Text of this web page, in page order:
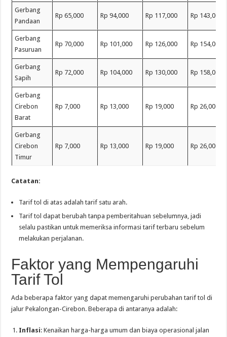
Gerbang
Pandaan
Rp 65,000 Rp 94,000 Rp 117,000 Rp 143,000
Gerbang
Pasuruan
Rp 70,000 Rp 101,000 Rp 126,000 Rp 154,000
Gerbang
Sapih
Rp 72,000 Rp 104,000 Rp 130,000 Rp 158,000
Gerbang
Cirebon
Barat
Rp 7,000 Rp 13,000 Rp 19,000 Rp 26,000
Gerbang
Cirebon
Timur
Rp 7,000 Rp 13,000 Rp 19,000 Rp 26,000
Catatan:
Tarif tol di atas adalah tarif satu arah.
Tarif tol dapat berubah tanpa pemberitahuan sebelumnya, jadi
selalu pastikan untuk memeriksa informasi tarif terbaru sebelum
melakukan perjalanan.
Faktor yang Mempengaruhi
Tarif Tol
Ada beberapa faktor yang dapat memengaruhi perubahan tarif tol di
jalur Pekalongan-Cirebon. Beberapa di antaranya adalah:
Inflasi: Kenaikan harga-harga umum dan biaya operasional jalan